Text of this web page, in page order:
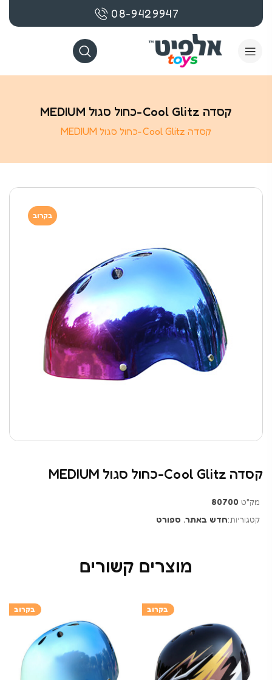
08-9429947
קסדה Cool Glitz-כחול סגול MEDIUM
קסדה Cool Glitz-כחול סגול MEDIUM
בקרוב
קסדה Cool Glitz-כחול סגול MEDIUM
מק"ט 80700
קטגוריות:חדש באתר, ספורט
מוצרים קשורים
בקרוב בקרוב